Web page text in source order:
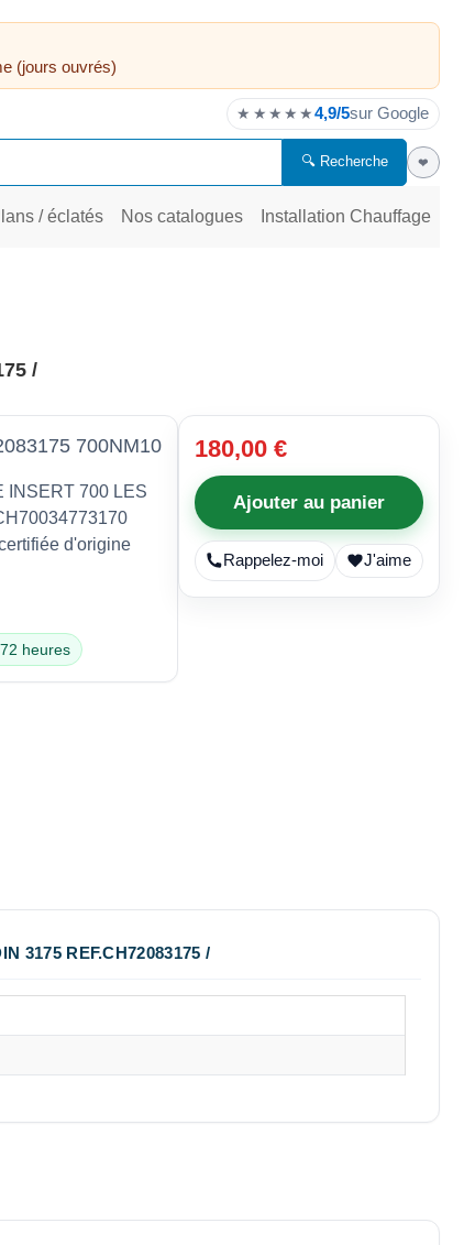
(jours ouvrés)
★★★★★4,9/5sur Google
🔍 Recherche ❤
/ éclatés Nos catalogues Installation Chauffage
/
700NM10
INSERT 700 LES
d'origine
heures
180,00 €
Ajouter au panier
Rappelez-moi J'aime
3175 REF.CH72083175 /